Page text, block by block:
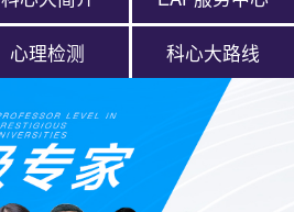
心理检测 科心大路线